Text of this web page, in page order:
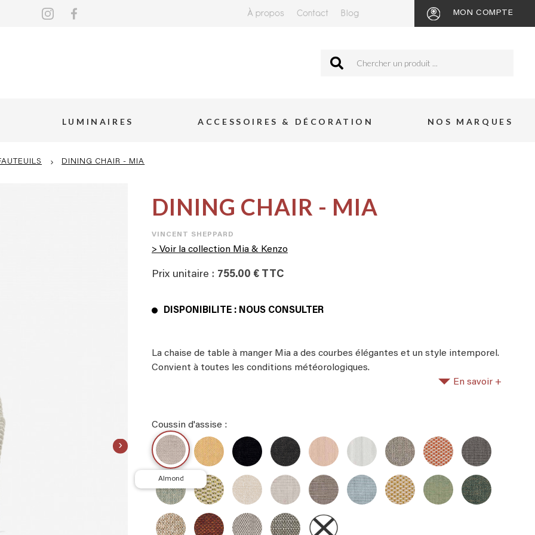
À propos Contact Blog MON COMPTE
LUMINAIRES ACCESSOIRES & DÉCORATION NOS MARQUES
› DINING CHAIR - MIA
›
DINING CHAIR - MIA
VINCENT SHEPPARD
> Voir la collection Mia & Kenzo
Prix unitaire : 755.00 € TTC
DISPONIBILITE : NOUS CONSULTER
La chaise de table à manger Mia a des courbes élégantes et un style intemporel.
Convient à toutes les conditions météorologiques.
En savoir +
Coussin d'assise :
almond